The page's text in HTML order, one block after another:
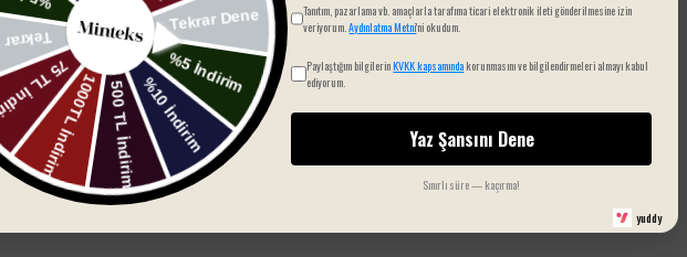
Tanıtım, pazarlama vb. amaçlarla tarafıma ticari elektronik ileti gönderilmesine izin
veriyorum.Aydınlatma Metni'ni okudum.
Paylaştığım bilgilerinKVKK kapsamında korunmasını ve bilgilendirmeleri almayı kabul
ediyorum.
Yaz Şansını Dene
Sınırlı süre — kaçırma!
yuddy